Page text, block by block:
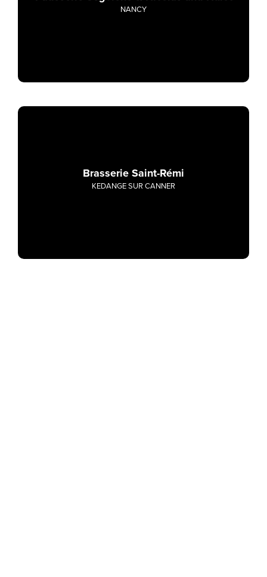
NANCY
Brasserie Saint-Rémi
KEDANGE SUR CANNER